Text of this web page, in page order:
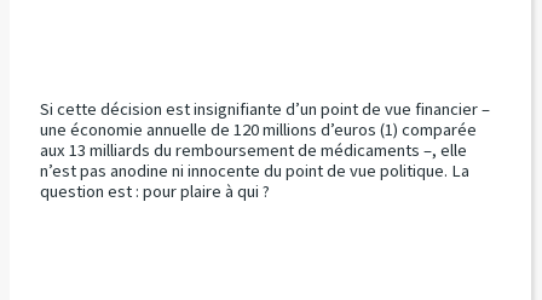
Si cette décision est insignifiante d’un point de vue financier –
une économie annuelle de 120 millions d’euros (1) comparée
aux 13 milliards du remboursement de médicaments –, elle
n’est pas anodine ni innocente du point de vue politique. La
question est : pour plaire à qui ?